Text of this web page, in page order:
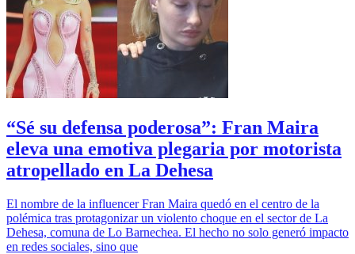
“Sé su defensa poderosa”: Fran Maira
eleva una emotiva plegaria por motorista
atropellado en La Dehesa
El nombre de la influencer Fran Maira quedó en el centro de la
polémica tras protagonizar un violento choque en el sector de La
Dehesa, comuna de Lo Barnechea. El hecho no solo generó impacto
en redes sociales, sino que